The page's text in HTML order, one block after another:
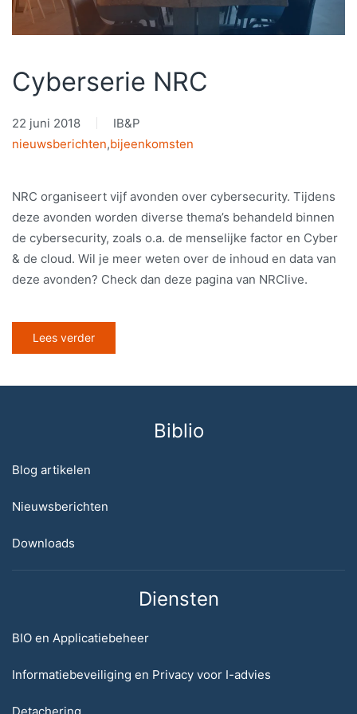
Cyberserie NRC
22 juni 2018
IB&P
nieuwsberichten,bijeenkomsten
NRC organiseert vijf avonden over cybersecurity. Tijdens
deze avonden worden diverse thema’s behandeld binnen
de cybersecurity, zoals o.a. de menselijke factor en Cyber
& de cloud. Wil je meer weten over de inhoud en data van
deze avonden? Check dan deze pagina van NRClive.
Lees verder
Biblio
Blog artikelen
Nieuwsberichten
Downloads
Diensten
BIO en Applicatiebeheer
Informatiebeveiliging en Privacy voor I-advies